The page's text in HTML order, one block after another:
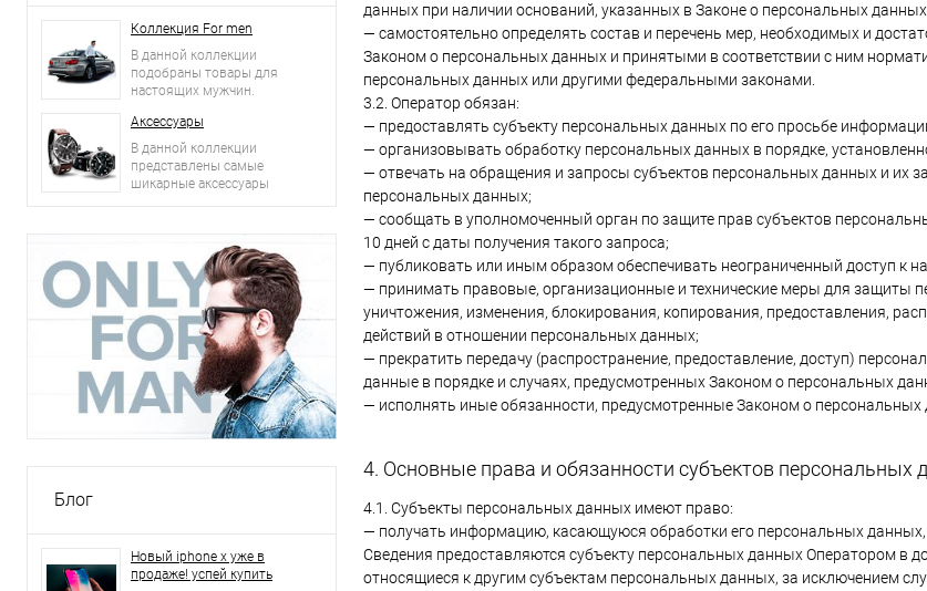
Коллекция For men
В данной коллекции
подобраны товары для
настоящих мужчин.
Аксессуары
В данной коллекции
представлены самые
шикарные аксессуары
Блог
Новый iphone x уже в
продаже! успей купить
данных при наличии оснований, указанных в Законе о персональных
— самостоятельно определять состав и перечень мер, необходимых и
Законом о персональных данных и принятыми в соответствии с ним
персональных данных или другими федеральными законами.
3.2. Оператор обязан:
— предоставлять субъекту персональных данных по его просьбе
— организовывать обработку персональных данных в порядке,
— отвечать на обращения и запросы субъектов персональных данных и их
персональных данных;
— сообщать в уполномоченный орган по защите прав субъектов
10 дней с даты получения такого запроса;
— публиковать или иным образом обеспечивать неограниченный доступ к
— принимать правовые, организационные и технические меры для защиты
уничтожения, изменения, блокирования, копирования, предоставления,
действий в отношении персональных данных;
— прекратить передачу (распространение, предоставление, доступ)
данные в порядке и случаях, предусмотренных Законом о персональных
— исполнять иные обязанности, предусмотренные Законом о персональных
4. Основные права и обязанности субъектов персональных
4.1. Субъекты персональных данных имеют право:
— получать информацию, касающуюся обработки его персональных
Сведения предоставляются субъекту персональных данных Оператором в
относящиеся к другим субъектам персональных данных, за исключением